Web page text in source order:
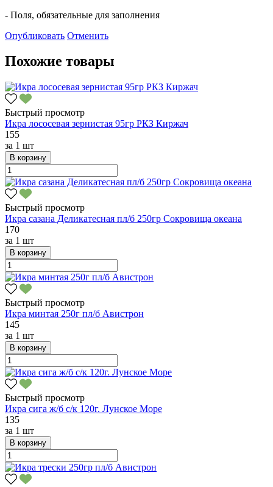
- Поля, обязательные для заполнения
Опубликовать Отменить
Похожие товары
Быстрый просмотр
Икра лососевая зернистая 95гр РКЗ Киржач
155
за 1 шт
В корзину
Быстрый просмотр
Икра сазана Деликатесная пл/б 250гр Сокровища океана
170
за 1 шт
В корзину
Быстрый просмотр
Икра минтая 250г пл/б Авистрон
145
за 1 шт
В корзину
Быстрый просмотр
Икра сига ж/б с/к 120г. Лунское Море
135
за 1 шт
В корзину